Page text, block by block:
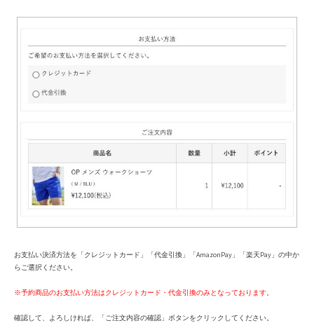
お支払い決済方法を「クレジットカード」「代金引換」「AmazonPay」「楽天Pay」の中か
らご選択ください。
※予約商品のお支払い方法はクレジットカード・代金引換のみとなっております。
確認して、よろしければ、「ご注文内容の確認」ボタンをクリックしてください。